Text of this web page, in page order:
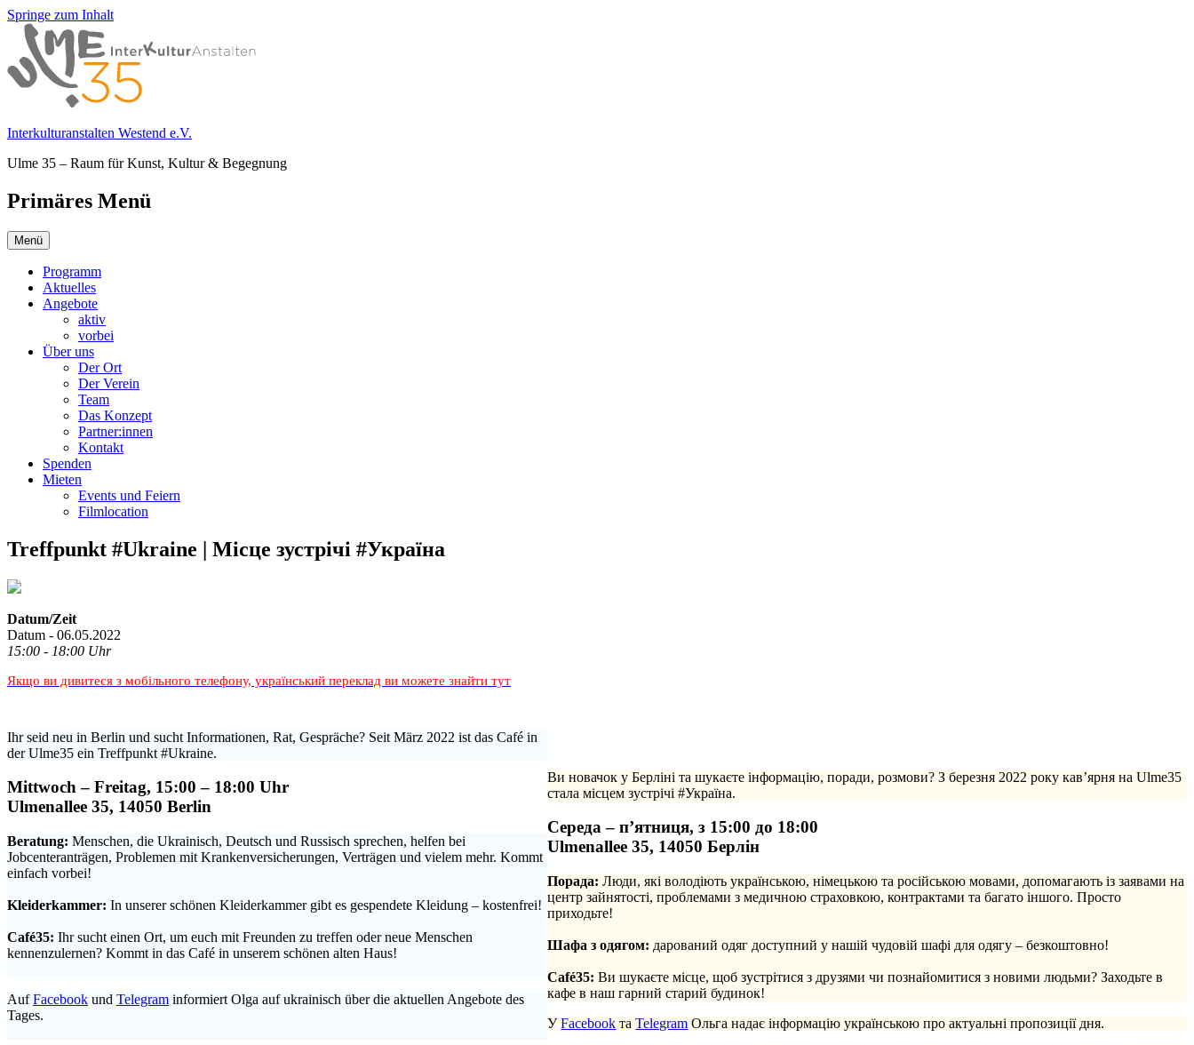
Springe zum Inhalt
Interkulturanstalten Westend e.V.
Ulme 35 – Raum für Kunst, Kultur & Begegnung
Primäres Menü
Menü
Programm
Aktuelles
Angebote
aktiv
vorbei
Über uns
Der Ort
Der Verein
Team
Das Konzept
Partner:innen
Kontakt
Spenden
Mieten
Events und Feiern
Filmlocation
Treffpunkt #Ukraine | Місце зустрічі #Україна
Datum/Zeit
Datum - 06.05.2022
15:00 - 18:00 Uhr
Якщо ви дивитеся з мобільного телефону, український переклад ви можете знайти тут
Ihr seid neu in Berlin und sucht Informationen, Rat, Gespräche? Seit März 2022 ist das Café in
der Ulme35 ein Treffpunkt #Ukraine.
Mittwoch – Freitag, 15:00 – 18:00 Uhr
Ulmenallee 35, 14050 Berlin
Beratung: Menschen, die Ukrainisch, Deutsch und Russisch sprechen, helfen bei
Jobcenteranträgen, Problemen mit Krankenversicherungen, Verträgen und vielem mehr. Kommt
einfach vorbei!
Kleiderkammer: In unserer schönen Kleiderkammer gibt es gespendete Kleidung – kostenfrei!
Café35: Ihr sucht einen Ort, um euch mit Freunden zu treffen oder neue Menschen
kennenzulernen? Kommt in das Café in unserem schönen alten Haus!
AufFacebook und Telegram informiert Olga auf ukrainisch über die aktuellen Angebote des
Tages.
Ви новачок у Берліні та шукаєте інформацію, поради, розмови? З березня 2022 року кав’ярня на Ulme35
стала місцем зустрічі #Україна.
Середа – п’ятниця, з 15:00 до 18:00
Ulmenallee 35, 14050 Берлін
Порада: Люди, які володіють українською, німецькою та російською мовами, допомагають із заявами на
центр зайнятості, проблемами з медичною страховкою, контрактами та багато іншого. Просто
приходьте!
Шафа з одягом: дарований одяг доступний у нашій чудовій шафі для одягу – безкоштовно!
Café35: Ви шукаєте місце, щоб зустрітися з друзями чи познайомитися з новими людьми? Заходьте в
кафе в наш гарний старий будинок!
УFacebook таTelegram Ольга надає інформацію українською про актуальні пропозиції дня.